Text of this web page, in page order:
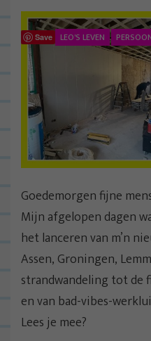
Save LEO'S LEVEN
Goedemorgen fijne
Mijn afgelopen dagen
het lanceren van m’n
Assen, Groningen,
strandwandeling tot de
en van bad-vibes-
Lees je mee?